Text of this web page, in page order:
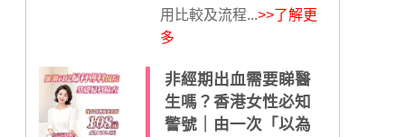
用比較及流程...>>了解更
多
非經期出血需要睇醫
生嗎？香港女性必知
警號｜由一次「以為